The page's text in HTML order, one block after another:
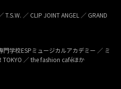
T.S.W. ／ CLIP JOINT ANGEL ／ GRAND
学校ESPミュージカルアカデミー ／ ミ
TOKYO ／ the fashion caféほか